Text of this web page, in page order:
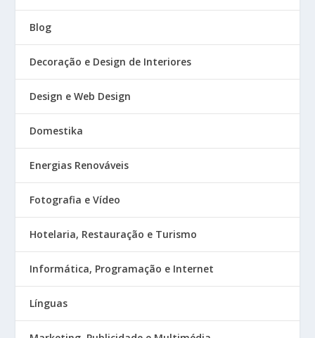
Blog
Decoração e Design de Interiores
Design e Web Design
Domestika
Energias Renováveis
Fotografia e Vídeo
Hotelaria, Restauração e Turismo
Informática, Programação e Internet
Línguas